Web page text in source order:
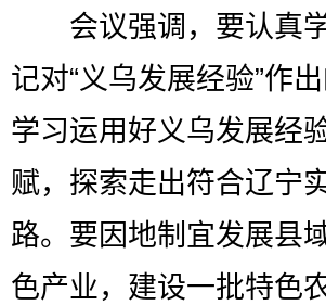
会议强调，要认真学
记对“义乌发展经验”作
学习运用好义乌发展经
赋，探索走出符合辽宁
路。要因地制宜发展县
色产业，建设一批特色